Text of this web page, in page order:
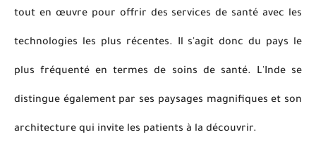
tout en œuvre pour offrir des services de santé avec les
technologies les plus récentes. Il s'agit donc du pays le
plus fréquenté en termes de soins de santé. L'Inde se
distingue également par ses paysages magnifiques et son
architecture qui invite les patients à la découvrir.